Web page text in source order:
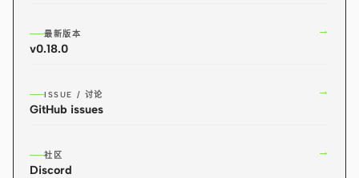
DeepSeek TUI
Aider
DeepSeek Reasonix
最新版本
v0.18.0
→
ISSUE / 讨论
GitHub issues
→
社区
Discord
→